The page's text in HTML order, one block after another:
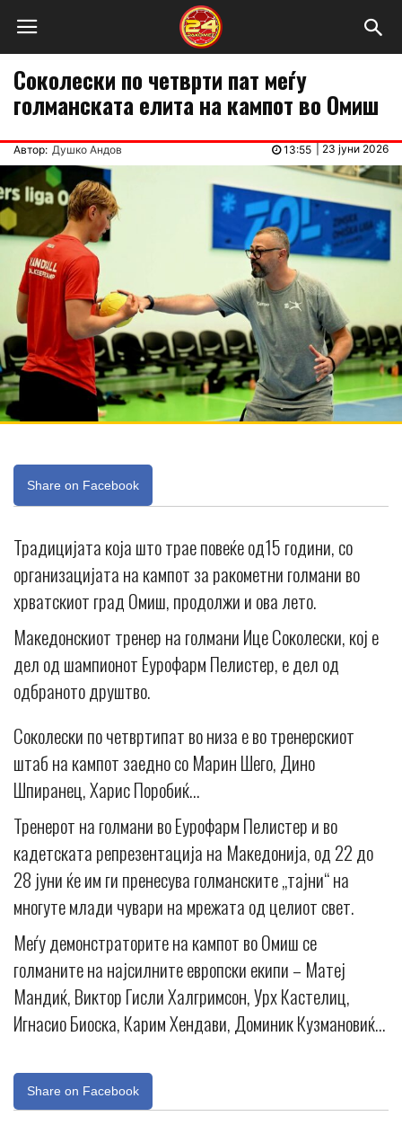
Соколески по четврти пат меѓу
голманската елита на кампот во Омиш
Автор: Душко Андов 23 јуни 2026
13:55
Share on Facebook
Традицијата која што трае повеќе од15 години, со
организацијата на кампот за ракометни голмани во
хрватскиот град Омиш, продолжи и ова лето.
Македонскиот тренер на голмани Ице Соколески, кој е
дел од шампионот Еурофарм Пелистер, е дел од
одбраното друштво.
Соколески по четвртипат во низа е во тренерскиот
штаб на кампот заедно со Марин Шего, Дино
Шпиранец, Харис Поробиќ…
Тренерот на голмани во Еурофарм Пелистер и во
кадетската репрезентација на Македонија, од 22 до
28 јуни ќе им ги пренесува голманските „тајни“ на
многуте млади чувари на мрежата од целиот свет.
Меѓу демонстраторите на кампот во Омиш се
голманите на најсилните европски екипи – Матеј
Мандиќ, Виктор Гисли Халгримсон, Урх Кастелиц,
Игнасио Биоска, Карим Хендави, Доминик Кузмановиќ…
Share on Facebook